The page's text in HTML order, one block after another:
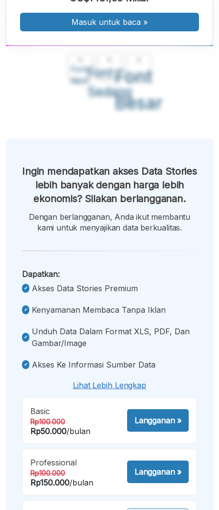
Font
Kecil
Font
Sedang
Font
Besar
Masuk untuk baca »
Ingin mendapatkan akses Data Stories
lebih banyak dengan harga lebih
ekonomis? Silakan berlangganan.
Dengan berlangganan, Anda ikut membantu
kami untuk menyajikan data berkualitas.
Dapatkan:
Akses Data Stories Premium
Kenyamanan Membaca Tanpa Iklan
Unduh Data Dalam Format XLS, PDF, Dan
Gambar/image
Akses Ke Informasi Sumber Data
Lihat Lebih Lengkap
Basic
Rp100.000
Rp50.000/bulan
Langganan»
Professional
Rp100.000
Rp150.000/bulan
Langganan»